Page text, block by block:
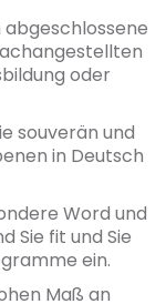
oder
souverän und
in Deutsch
Word und
Sie fit und Sie
ein.
Maß an